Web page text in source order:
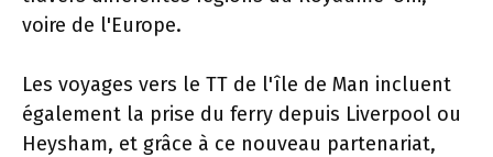
voire de l'Europe.
Les voyages vers le TT de l'île de Man incluent
également la prise du ferry depuis Liverpool ou
Heysham, et grâce à ce nouveau partenariat,